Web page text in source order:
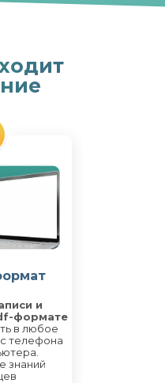
и
формате
в любое
телефона
знаний